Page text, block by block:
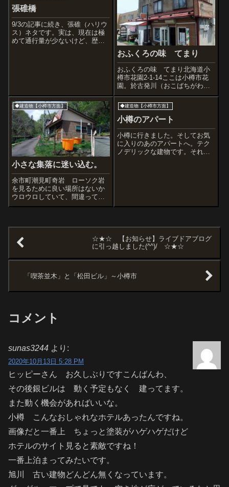
張碓橋
9/3の記事に続き、張碓（ハリウ
ス）ネタです。実は、現在は極
めて通行量が少ないけど、歴史
おふくろの味 てまり
おふくろの味 てまり北海道小
樽市花園2-1-14ここは小樽市花
園。於古発川（おこばちがわ・
妙見川）の上に立つ旧『妙見
（みょうけん）市場』脇の大衆
食堂。昔は妙見市場は川に沿っ
て細長く3棟が続き、100店もの
し201...
◆建造物【小樽市方面】
小さな集落に迷い込む。
余市町潮見町奇岩 ローソク岩
を見るために良い場所はないか
ウロウロしていて、間違って入
ってしまった一本の道。潮見稲
まったが転回できる場所がな
く、小さな集落を見ながらはじ
めての道を進んだ。...
◆建造物【小樽市方面】
小樽のアパート
小樽に行きました。そしてお気
に入りのあのアパートへ。テク
ノデリックな建物です。それか
☆★☆ 【お知らせ】ライブドアブログ
に引っ越しました(^^)/ ☆★☆
「喫茶並木」と「松田ビル」～小樽市
コメント
sunas3244 より:
2020年10月13日 5:28 PM
ヒッピーさん お久しぶりですこんばんわ、
その後銀ビルは 動く予定もなく 建ってます。
また動く機会があればいいな。
小樽 こんなおしゃれなホテルあったんですね。
画像だと一番上 ちょっと塗装がハゲハゲだけど
ホテルのサイト見ると素敵ですね！
一番上泊まってみたいです。
旭川 古い建物どんどん無くなっています。